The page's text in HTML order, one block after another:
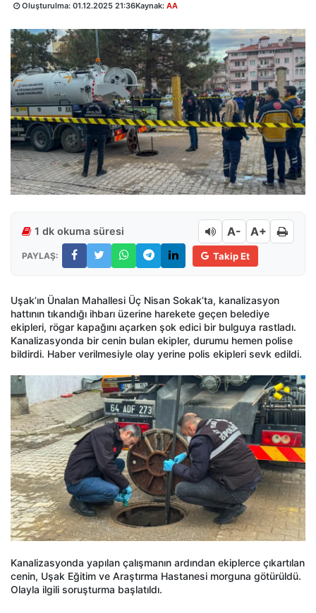
Oluşturulma: 01.12.2025 21:36Kaynak: AA
1 dk okuma süresi A- A+
PAYLAŞ: Takip Et
Uşak’ın Ünalan Mahallesi Üç Nisan Sokak’ta, kanalizasyon
hattının tıkandığı ihbarı üzerine harekete geçen belediye
ekipleri, rögar kapağını açarken şok edici bir bulguya rastladı.
Kanalizasyonda bir cenin bulan ekipler, durumu hemen polise
bildirdi. Haber verilmesiyle olay yerine polis ekipleri sevk edildi.
Kanalizasyonda yapılan çalışmanın ardından ekiplerce çıkartılan
cenin, Uşak Eğitim ve Araştırma Hastanesi morguna götürüldü.
Olayla ilgili soruşturma başlatıldı.